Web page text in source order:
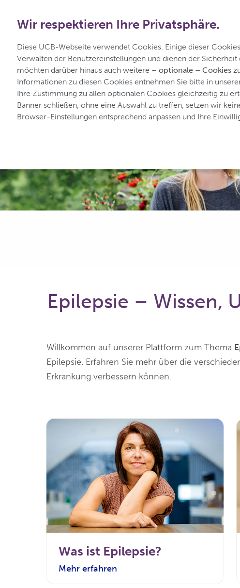
für Epilepsie
Startseite Was ist Epilepsie? Leben mit
Epilepsie – Wissen,
Willkommen auf unserer Plattform zum Thema
Epilepsie. Erfahren Sie mehr über die
Erkrankung verbessern können.
Was ist Epilepsie?
Mehr erfahren
Wir respektieren Ihre Privatsphäre.
Diese UCB-Webseite verwendet Cookies. Einige dieser
Verwalten der Benutzereinstellungen und dienen der
möchten darüber hinaus auch weitere – optionale – Cookies
Informationen zu diesen Cookies entnehmen Sie bitte in
Ihre Zustimmung zu allen optionalen Cookies gleichzeitig zu
Banner schließen, ohne eine Auswahl zu treffen, setzen wir
Browser-Einstellungen entsprechend anpassen und Ihre